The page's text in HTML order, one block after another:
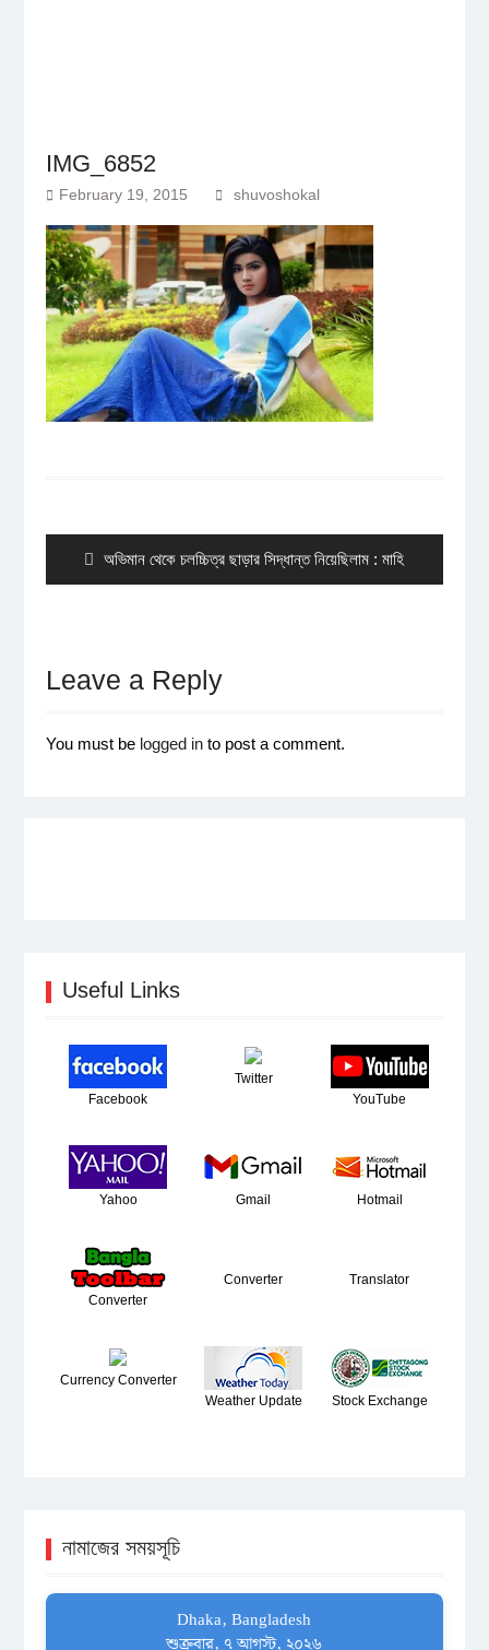
IMG_6852
February 19, 2015 shuvoshokal
Previous
post:
অভিমান থেকে চলচ্চিত্র ছাড়ার সিদ্ধান্ত নিয়েছিলাম : মাহি
Leave a Reply
You must be logged into post a comment.
Useful Links
Facebook
Twitter
YouTube
Yahoo Gmail Hotmail
Converter
Converter Translator
Currency Converter
Weather Update
Stock Exchange
নামাজের সময়সূচি
Dhaka, Bangladesh
শুক্রবার, ৭ আগস্ট, ২০২৬